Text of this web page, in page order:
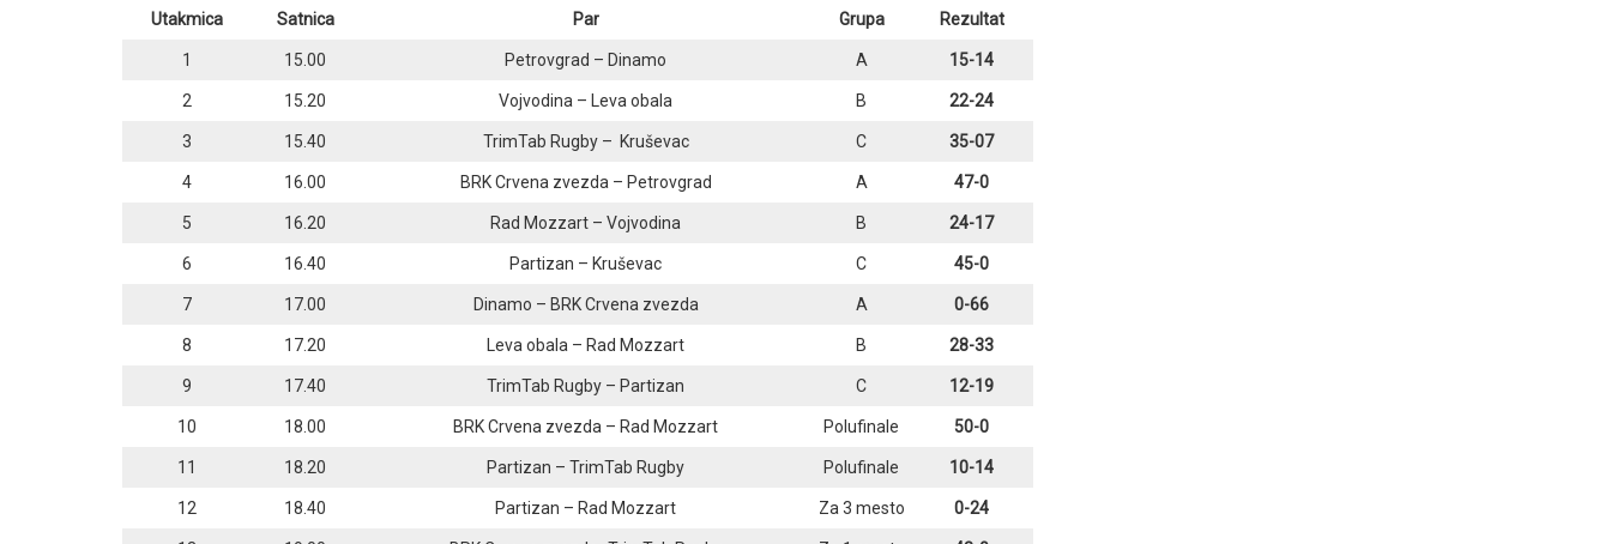
Utakmica Satnica Par Grupa Rezultat
1 15.00 Petrovgrad – Dinamo A 15-14
2 15.20 Vojvodina – Leva obala B 22-24
3 15.40 TrimTab Rugby – Kruševac C 35-07
4 16.00 BRK Crvena zvezda – Petrovgrad A 47-0
5 16.20 Rad Mozzart – Vojvodina B 24-17
6 16.40 Partizan – Kruševac C 45-0
7 17.00 Dinamo – BRK Crvena zvezda A 0-66
8 17.20 Leva obala – Rad Mozzart B 28-33
9 17.40 TrimTab Rugby – Partizan C 12-19
10 18.00 BRK Crvena zvezda – Rad Mozzart Polufinale 50-0
11 18.20 Partizan – TrimTab Rugby Polufinale 10-14
12 18.40 Partizan – Rad Mozzart Za 3 mesto 0-24